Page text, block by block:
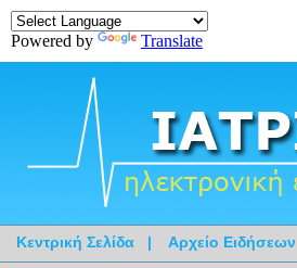
Powered by Translate
Κεντρική Σελίδα | Αρχείο Ειδήσεων